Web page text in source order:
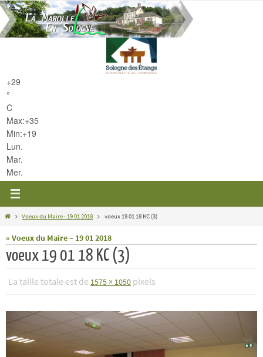
Passer
vers
le
+29
°
C
Max:+35
Min:+19
Lun.
Mar.
Mer.
HomeVoeux du Maire - 19 01 2018 voeux 19 01 18 KC (3)
« Voeux du Maire – 19 01 2018
voeux 19 01 18 KC (3)
La taille totale est de 1575 × 1050 pixels